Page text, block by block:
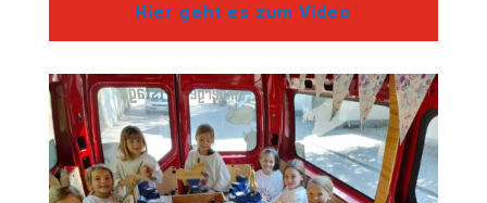
Hier geht es zum Video